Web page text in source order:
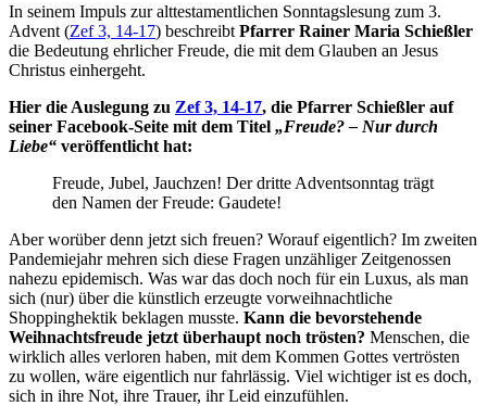
In seinem Impuls zur alttestamentlichen Sonntagslesung zum 3.
Advent (Zef 3, 14-17) beschreibt Pfarrer Rainer Maria Schießler
die Bedeutung ehrlicher Freude, die mit dem Glauben an Jesus
Christus einhergeht.
Hier die Auslegung zu Zef 3, 14-17, die Pfarrer Schießler auf
seiner Facebook-Seite mit dem Titel „Freude? – Nur durch
Liebe“ veröffentlicht hat:
Freude, Jubel, Jauchzen! Der dritte Adventsonntag trägt
den Namen der Freude: Gaudete!
Aber worüber denn jetzt sich freuen? Worauf eigentlich? Im zweiten
Pandemiejahr mehren sich diese Fragen unzähliger Zeitgenossen
nahezu epidemisch. Was war das doch noch für ein Luxus, als man
sich (nur) über die künstlich erzeugte vorweihnachtliche
Shoppinghektik beklagen musste. Kann die bevorstehende
Weihnachtsfreude jetzt überhaupt noch trösten? Menschen, die
wirklich alles verloren haben, mit dem Kommen Gottes vertrösten
zu wollen, wäre eigentlich nur fahrlässig. Viel wichtiger ist es doch,
sich in ihre Not, ihre Trauer, ihr Leid einzufühlen.